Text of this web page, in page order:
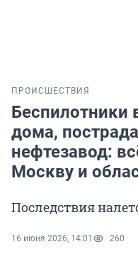
ПРОИСШЕСТВИЯ
Беспилотники
дома,
нефтезавод:
Москву и
Последствия
16 июня 2026, 14:01 260